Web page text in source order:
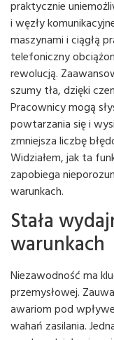
praktycznie
i węzły
maszynami i ciągłą
telefoniczny
rewolucją.
szumy tła, dzięki
Pracownicy mogą
powtarzania się i
zmniejsza liczbę
Widziałem, jak ta
zapobiega
warunkach.
Stała
warunkach
Niezawodność ma
przemysłowej.
awariom pod
wahań zasilania.